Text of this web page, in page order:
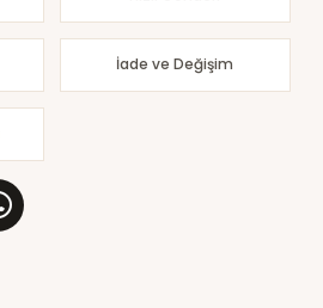
İade ve Değişim